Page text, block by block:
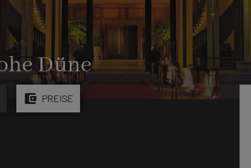
Düne
account_balance_wallet PREISE